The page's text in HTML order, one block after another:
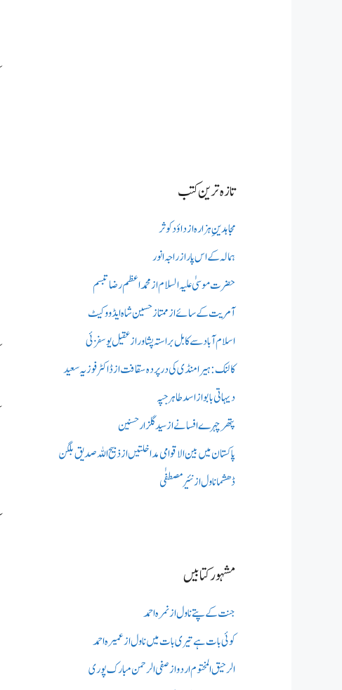
تازہ ترین کتب
مجاہدینِ ہزارہ از داؤد کوثر
ہمالہ کے اس پار از راجہ انور
حضرت موسیٰ علیہ السلام از محمد اعظم رضا تبسم
آمریت کے سائے از ممتاز حسین شاہ ایڈووکیٹ
اسلام آباد سے کابل براستہ پشاور از عقیل یوسفزئی
کالنک: ہیرا منڈی کی در پردہ سقافت از ڈاکٹر فوزیہ سعید
دیہاتی بابو از اسد طاہر جپہ
پتھر چہرے افسانے از سید گلزار حسنین
پاکستان میں بین الاقوامی مداخلتیں از ذبیح اللہ صدیق بلگن
ڈھشما ناول از نئیر مصطفٰی
مشہور کتابیں
جنت کے پتے ناول از نمرہ احمد
کوئی بات ہے تیری بات میں ناول از عمیرہ احمد
الرحیق المختوم اردو از صفی الرحمن مبارک پوری